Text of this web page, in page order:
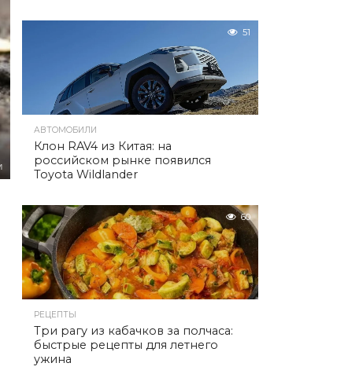
51
АВТОМОБИЛИ
Клон RAV4 из Китая: на
российском рынке появился
Toyota Wildlander
60
РЕЦЕПТЫ
Три рагу из кабачков за полчаса:
быстрые рецепты для летнего
ужина